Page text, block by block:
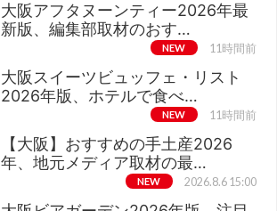
大阪アフタヌーンティー2026年最
新版、編集部取材のおす…
NEW 11時間前
大阪スイーツビュッフェ・リスト
2026年版、ホテルで食べ…
NEW 11時間前
【大阪】おすすめの手土産2026
年、地元メディア取材の最…
NEW 2026.8.6 15:00